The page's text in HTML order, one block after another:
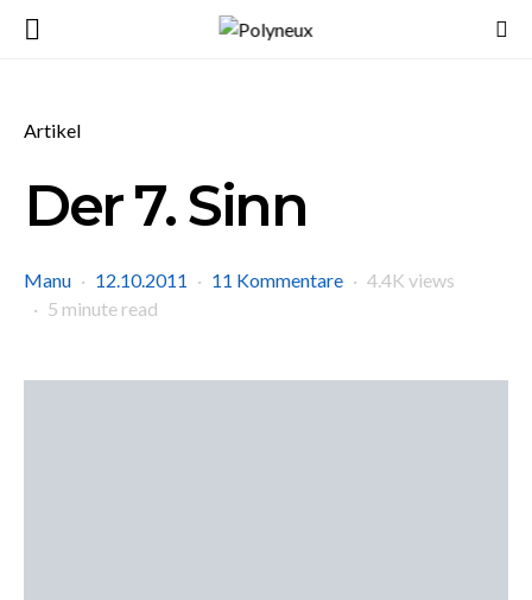
Artikel
Der 7. Sinn
Manu 12.10.2011 11 Kommentare
4.4K views
5 minute read